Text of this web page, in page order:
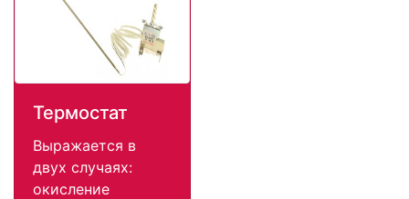
Термостат
Выражается в
двух случаях:
окисление